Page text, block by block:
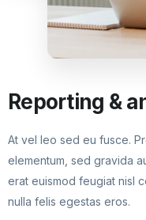
Reporting &
At vel leo sed eu fusce.
elementum, sed gravida
erat euismod feugiat nisl
nulla felis egestas eros.